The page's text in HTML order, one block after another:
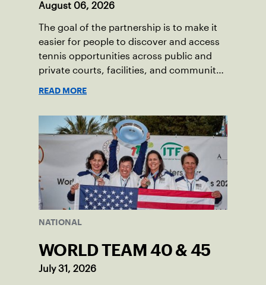
August 06, 2026
The goal of the partnership is to make it
easier for people to discover and access
tennis opportunities across public and
private courts, facilities, and community
READ MORE
NATIONAL
WORLD TEAM 40 & 45
July 31, 2026